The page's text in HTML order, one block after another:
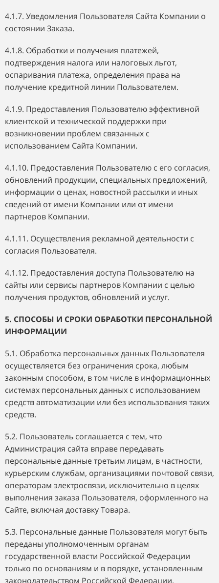
4.1.7. Уведомления Пользователя Сайта Компании о
состоянии Заказа.
4.1.8. Обработки и получения платежей,
подтверждения налога или налоговых льгот,
оспаривания платежа, определения права на
получение кредитной линии Пользователем.
4.1.9. Предоставления Пользователю эффективной
клиентской и технической поддержки при
возникновении проблем связанных с
использованием Сайта Компании.
4.1.10. Предоставления Пользователю с его согласия,
обновлений продукции, специальных предложений,
информации о ценах, новостной рассылки и иных
сведений от имени Компании или от имени
партнеров Компании.
4.1.11. Осуществления рекламной деятельности с
согласия Пользователя.
4.1.12. Предоставления доступа Пользователю на
сайты или сервисы партнеров Компании с целью
получения продуктов, обновлений и услуг.
5. СПОСОБЫ И СРОКИ ОБРАБОТКИ ПЕРСОНАЛЬНОЙ
ИНФОРМАЦИИ
5.1. Обработка персональных данных Пользователя
осуществляется без ограничения срока, любым
законным способом, в том числе в информационных
системах персональных данных с использованием
средств автоматизации или без использования таких
средств.
5.2. Пользователь соглашается с тем, что
Администрация сайта вправе передавать
персональные данные третьим лицам, в частности,
курьерским службам, организациями почтовой связи,
операторам электросвязи, исключительно в целях
выполнения заказа Пользователя, оформленного на
Сайте, включая доставку Товара.
5.3. Персональные данные Пользователя могут быть
переданы уполномоченным органам
государственной власти Российской Федерации
только по основаниям и в порядке, установленным
законодательством Российской Федерации.